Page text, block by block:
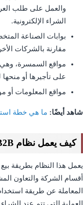
والعمل على طلب
الشراء الإلكترونية.
بوابات الصناعة
مقارنة بالشركات
مواقع السمسرة، وهي
على تأجيرها أو منحها
مواقع المعلومات أو
شاهد أيضًا: ما هي خطة
كيف يعمل نظام B2B
يعمل هذا النظام بطريقة
أقسام الشركة والتعاون
المعاملة عن طريقة